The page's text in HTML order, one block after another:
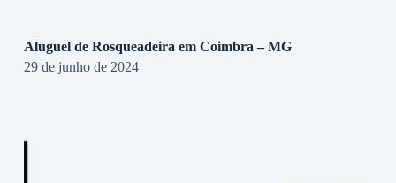
Aluguel de Rosqueadeira em Coimbra – MG
29 de junho de 2024